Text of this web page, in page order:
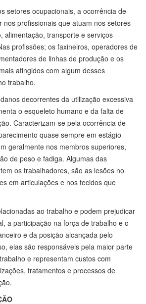
setores ocupacionais, a ocorrência de
nos profissionais que atuam nos setores
alimentação, transporte e serviços
profissões; os faxineiros, operadores de
de linhas de produção e os
atingidos com algum desses
trabalho.
decorrentes da utilização excessiva
o esqueleto humano e da falta de
Caracterizam-se pela ocorrência de
quase sempre em estágio
geralmente nos membros superiores,
de peso e fadiga. Algumas das
os trabalhadores, são as lesões no
em articulações e nos tecidos que
ao trabalho e podem prejudicar
a participação na força de trabalho e o
e da posição alcançada pelo
elas são responsáveis pela maior parte
e representam custos com
tratamentos e processos de